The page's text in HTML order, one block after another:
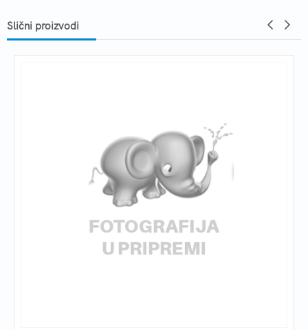
Slični proizvodi